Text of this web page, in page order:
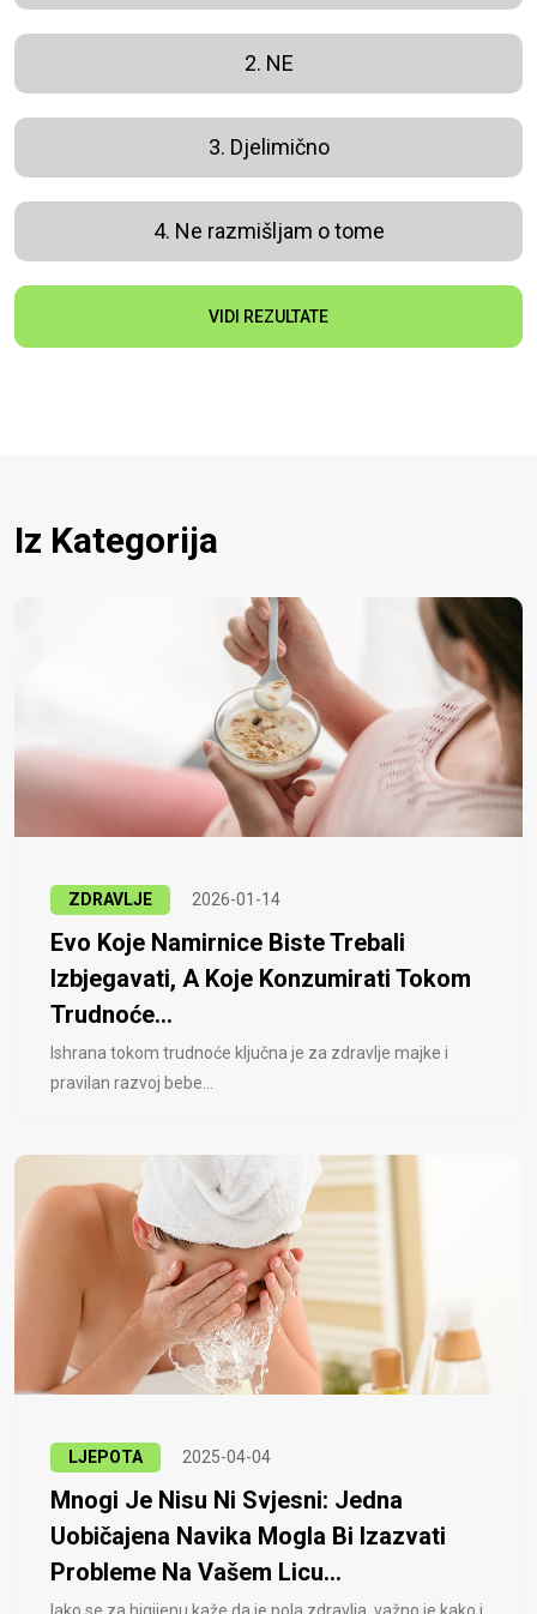
2. NE
3. Djelimično
4. Ne razmišljam o tome
VIDI REZULTATE
Iz Kategorija
ZDRAVLJE 2026-01-14
Evo Koje Namirnice Biste Trebali
Izbjegavati, A Koje Konzumirati Tokom
Trudnoće...
Ishrana tokom trudnoće ključna je za zdravlje majke i
pravilan razvoj bebe...
LJEPOTA 2025-04-04
Mnogi Je Nisu Ni Svjesni: Jedna
Uobičajena Navika Mogla Bi Izazvati
Probleme Na Vašem Licu...